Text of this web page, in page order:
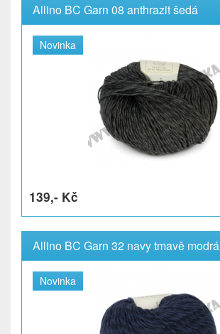
Allino BC Garn 08 anthrazit šedá
Novinka
139,- Kč
Allino BC Garn 32 navy tmavě modrá
Novinka